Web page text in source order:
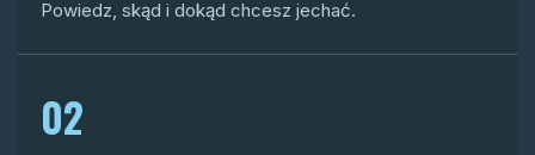
Powiedz, skąd i dokąd chcesz jechać.
02